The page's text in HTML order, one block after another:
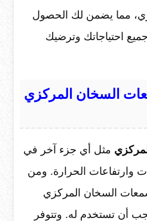
مما يضمن لك الحصول
احتياجاتك وترضيك
السخان المركزي
مثل أي جزء آخر في
وارتفاعات الحرارة. ومن
السخان المركزي
أن تستخدم له. وتتوفر